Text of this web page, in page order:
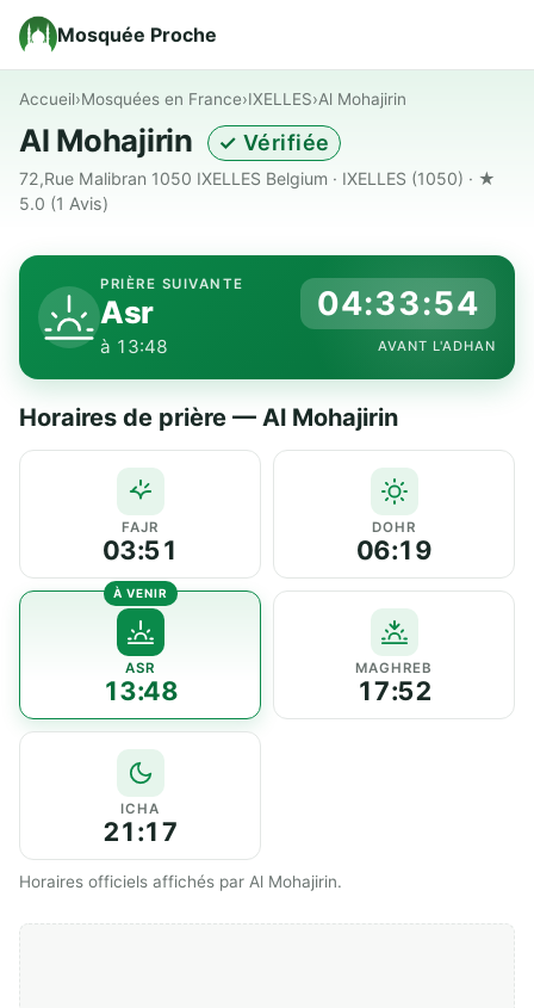
Mosquée Proche
Accueil›Mosquées en France›IXELLES›Al Mohajirin
Al Mohajirin ✓ Vérifiée
72,rue Malibran 1050 IXELLES Belgium · IXELLES (1050) · ★
5.0 (1 Avis)
PRIÈRE SUIVANTE
Asr
à 13:48
04:33:53
AVANT L'ADHAN
Horaires de prière — Al Mohajirin
FAJR
03:51
DOHR
06:19
ASR
13:48
MAGHREB
17:52
ICHA
21:17
Horaires officiels affichés par Al Mohajirin.